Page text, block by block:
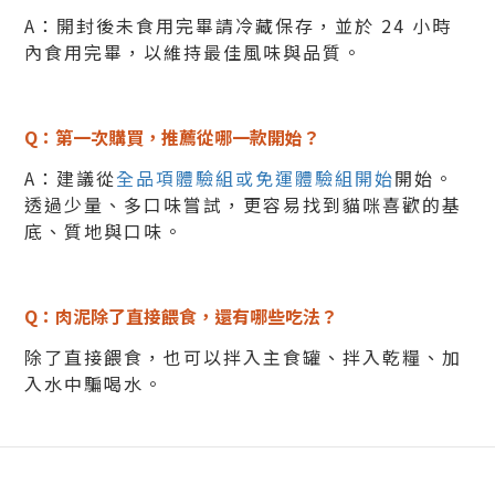
A：開封後未食用完畢請冷藏保存，並於 24 小時
內食用完畢，以維持最佳風味與品質。
Q：第一次購買，推薦從哪一款開始？
A：建議從全品項體驗組或免運體驗組開始開始。
透過少量、多口味嘗試，更容易找到貓咪喜歡的基
底、質地與口味。
Q：肉泥除了直接餵食，還有哪些吃法？
除了直接餵食，也可以拌入主食罐、拌入乾糧、加
入水中騙喝水。